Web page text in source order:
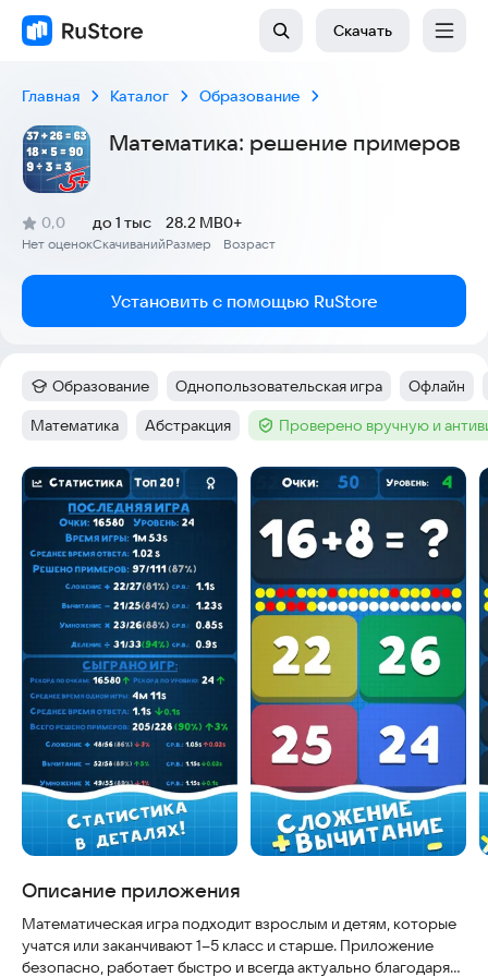
Скачать
Главная Каталог Образование
Математика: решение примеров
Рейтинг:
0,0
(
Нет оценок
)
Скачиваний
до 1 тыс
Размер
28.2 MB
Возраст
0+
Установить с помощью RuStore
Категория:
Образование Тег:
Однопользовательская игра Тег:
Офлайн
Тег:
Математика Тег:
Абстракция Тег :Проверено вручную и
Скриншоты
Описание приложения
Математическая игра подходит взрослым и детям, которые
учатся или заканчивают 1–5 класс и старше. Приложение
безопасно, работает быстро и всегда актуально благодаря